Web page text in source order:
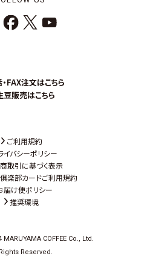
FAX注文はこちら
豆販売はこちら
ご利用規約
イバシーポリシー
取引に基づく表示
楽部カードご利用規約
届け便ポリシー
推奨環境
COFFEE Co., Ltd.
Reserved.